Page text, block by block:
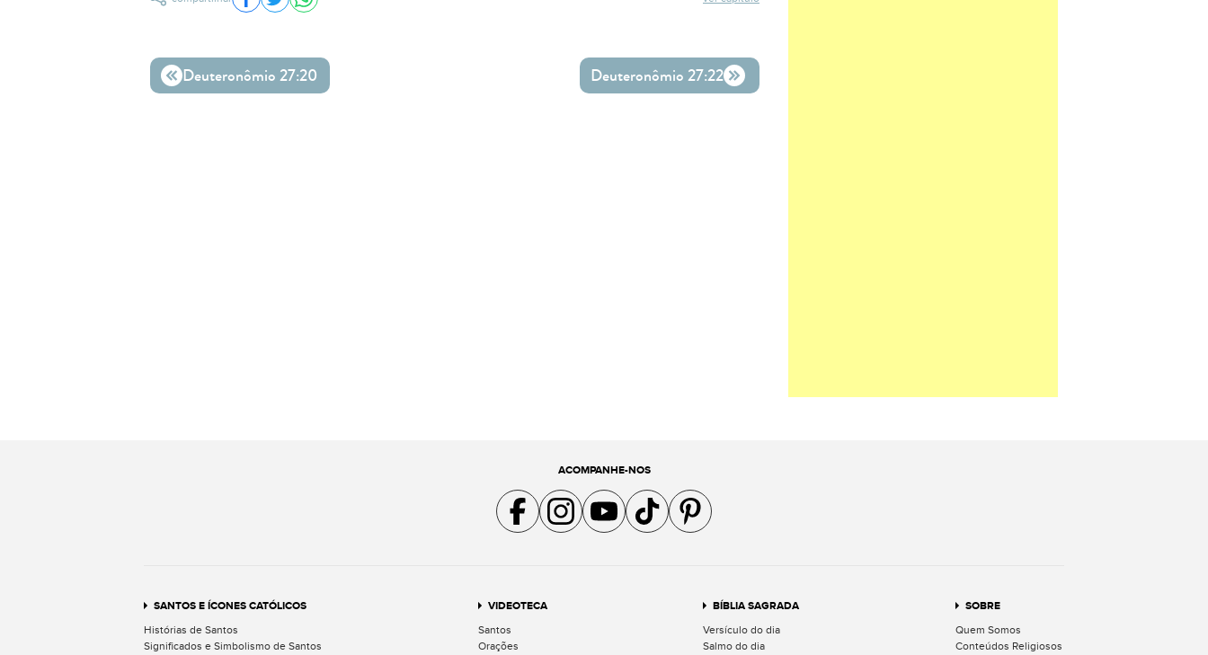
Compartilhar no Facebook
Compartilhar no Twitter
Compartilhar no WhatsApp
Deuteronômio 27:20 Deuteronômio 27:22
ACOMPANHE-NOS
Acompanhe a gente no Facebook
Acompanhe a gente no Instagram
Acompanhe a gente no YouTube
Acompanhe a gente no TikTok
Acompanhe a gente no Pinterest
SANTOS E ÍCONES CATÓLICOS
Histórias de Santos
Significados e Simbolismo de Santos
VIDEOTECA
Santos
Orações
BÍBLIA SAGRADA
Versículo do dia
Salmo do dia
SOBRE
Quem Somos
Conteúdos Religiosos